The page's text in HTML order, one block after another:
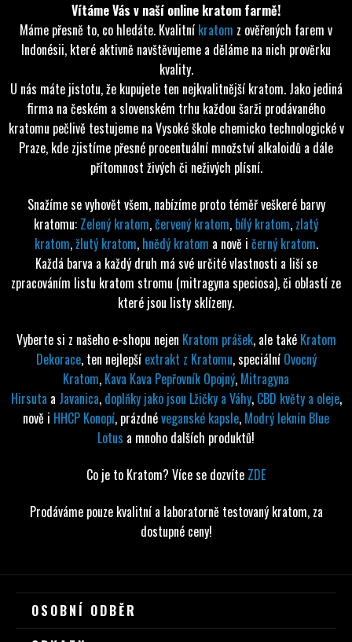
Vítáme Vás v naší online kratom farmě!
Máme přesně to, co hledáte. Kvalitní kratom z ověřených farem v
Indonésii, které aktivně navštěvujeme a děláme na nich prověrku
kvality.
U nás máte jistotu, že kupujete ten nejkvalitnější kratom. Jako jediná
firma na českém a slovenském trhu každou šarži prodávaného
kratomu pečlivě testujeme na Vysoké škole chemicko technologické v
Praze, kde zjistíme přesné procentuální množství alkaloidů a dále
přítomnost živých či neživých plísní.
Snažíme se vyhovět všem, nabízíme proto téměř veškeré barvy
kratomu: Zelený kratom,červený kratom, bílý kratom, zlatý
kratom,žlutý kratom, hnědý kratom a nově i černý kratom.
Každá barva a každý druh má své určité vlastnosti a liší se
zpracováním listu kratom stromu (mitragyna speciosa), či oblastí ze
které jsou listy sklízeny.
Vyberte si z našeho e-shopu nejen Kratom prášek, ale také Kratom
Dekorace, ten nejlepší extrakt z Kratomu, speciální Ovocný
Kratom, Kava Kava Pepřovník Opojný, Mitragyna
Hirsuta a Javanica, doplňky jako jsou Lžičky a Váhy, CBD květy a oleje,
nově i HHCP Konopí, prázdnéveganské kapsle, Modrý leknín Blue
Lotus a mnoho dalších produktů!
Co je to Kratom? Více se dozvíte ZDE
Prodáváme pouze kvalitní a laboratorně testovaný kratom, za
dostupné ceny!
OSOBNÍ ODBĚR